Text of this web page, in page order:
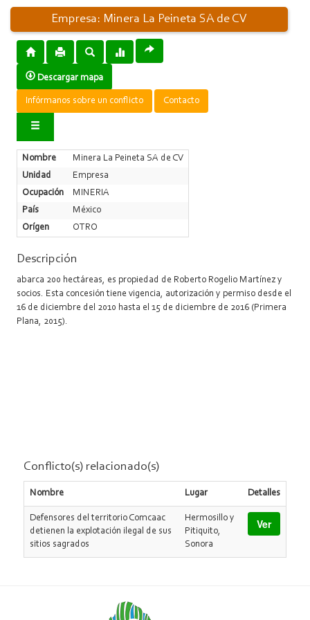
Empresa: Minera La Peineta SA de CV
Descargar mapa
Infórmanos sobre un conflicto Contacto
Nombre
Minera La Peineta SA de CV
Unidad
Empresa
Ocupación
MINERIA
País
México
Orígen
OTRO
Descripción
abarca 200 hectáreas, es propiedad de Roberto Rogelio Martínez y
socios. Esta concesión tiene vigencia, autorización y permiso desde el
16 de diciembre del 2010 hasta el 15 de diciembre de 2016 (Primera
Plana, 2015).
Conflicto(s) relacionado(s)
Nombre Lugar Detalles
Defensores del territorio Comcaac
detienen la explotación ilegal de sus
sitios sagrados
Hermosillo y
Pitiquito,
Sonora
Ver